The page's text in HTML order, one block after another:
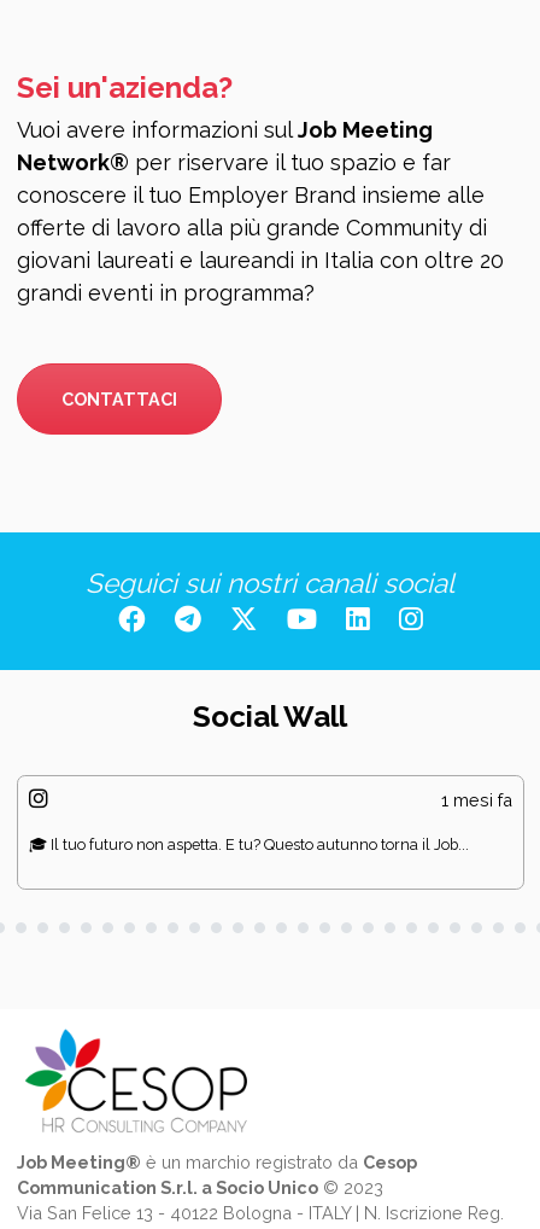
Sei un'azienda?
Vuoi avere informazioni sulJob Meeting
Network® per riservare il tuo spazio e far
conoscere il tuo Employer Brand insieme alle
offerte di lavoro alla più grande Community di
giovani laureati e laureandi in Italia con oltre 20
grandi eventi in programma?
CONTATTACI
Seguici sui nostri canali social
Social Wall
1 mesi fa
🎓 Il tuo futuro non aspetta. E tu? Questo autunno torna il Job...
Job Meeting® è un marchio registrato da Cesop
Communication S.r.l. a Socio Unico© 2023
Via San Felice 13 - 40122 Bologna - ITALY | N. Iscrizione Reg.